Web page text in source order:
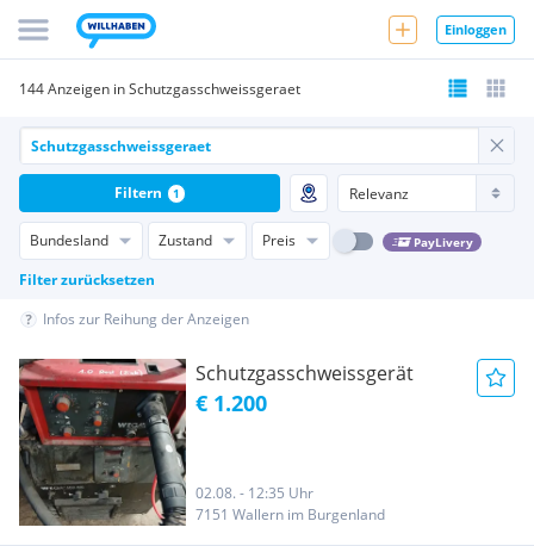
Einloggen
144 Anzeigen in Schutzgasschweissgeraet
Bundesland Zustand Preis PayLivery
Filter zurücksetzen
Filtern 1
Infos zur Reihung der Anzeigen
Schutzgasschweissgerät
€ 1.200
02.08. - 12:35 Uhr
7151 Wallern im Burgenland